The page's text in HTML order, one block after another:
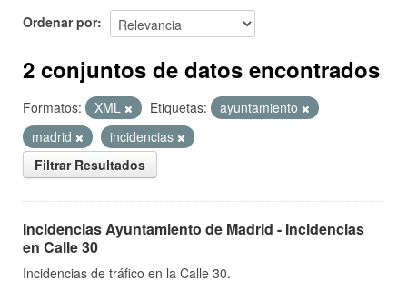
Ordenar por
2 conjuntos de datos encontrados
Formatos: XML Etiquetas:
ayuntamiento
madrid
incidencias
Filtrar Resultados
Incidencias Ayuntamiento de Madrid - Incidencias
en Calle 30
Incidencias de tráfico en la Calle 30.